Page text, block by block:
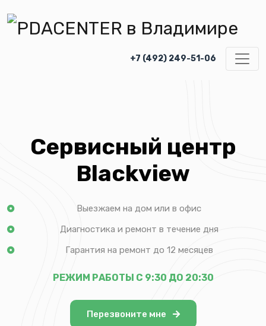
+7 (492) 249-51-06
Сервисный центр
Blackview
Выезжаем на дом или в офис
Диагностика и ремонт в течение дня
Гарантия на ремонт до 12 месяцев
РЕЖИМ РАБОТЫ С 9:30 ДО 20:30
Перезвоните мне